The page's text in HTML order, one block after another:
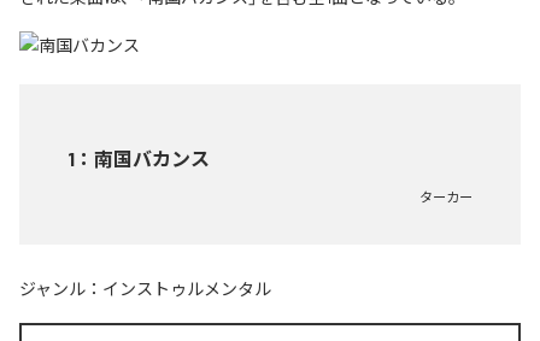
1 ： 南国バカンス
ターカー
ジャンル： インストゥルメンタル